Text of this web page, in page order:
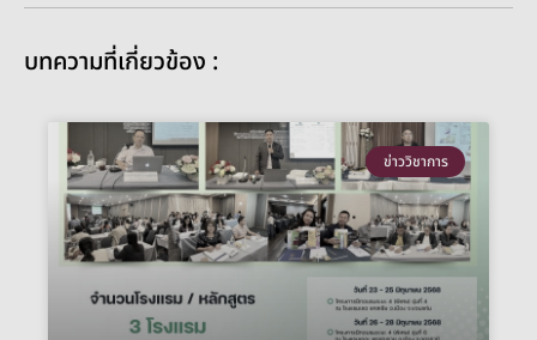
บทความที่เกี่ยวข้อง :
ข่าววิชาการ